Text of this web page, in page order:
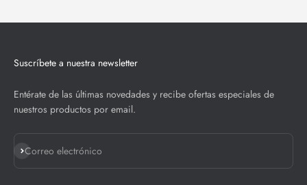
Suscríbete a nuestra newsletter
Entérate de las últimas novedades y recibe ofertas especiales de
nuestros productos por email.
Correo electrónico
Suscribirse